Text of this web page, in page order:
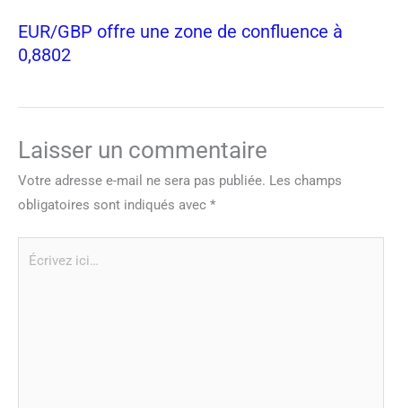
EUR/GBP offre une zone de confluence à
0,8802
Laisser un commentaire
Votre adresse e-mail ne sera pas publiée. Les champs
obligatoires sont indiqués avec *